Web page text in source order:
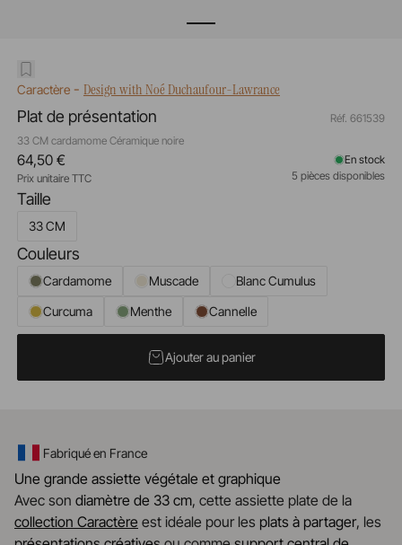
Caractère- Design with Noé Duchaufour-Lawrance
Plat de présentation
33 CM cardamome Céramique noire
Réf. 661539
Taille
33 CM
Couleurs
Cardamome Muscade
Blanc Cumulus
Curcuma
Menthe Cannelle
64,50 €
Prix unitaire TTC
En stock
5 pièces disponibles
Ajouter au panier
Fabriqué en France
Une grande assiette végétale et graphique
Avec son diamètre de 33 cm, cette assiette plate de la
collection Caractère est idéale pour les plats à partager, les